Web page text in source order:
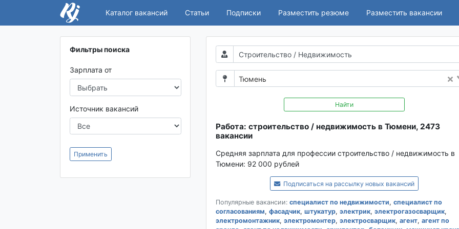
Каталог вакансий Статьи Подписки Разместить резюме Разместить вакансии
Фильтры поиска
Зарплата от
Источник вакансий
Применить
Тюмень
Найти
Работа: строительство / недвижимость в Тюмени, 2473
вакансии
Средняя зарплата для профессии строительство / недвижимость в
Тюмени: 92 000 рублей
Подписаться на рассылку новых вакансий
Популярные вакансии: специалист по недвижимости, специалист по
согласованиям, фасадчик, штукатур, электрик, электрогазосварщик,
электромонтажник, электромонтер, электросварщик, агент, агент по